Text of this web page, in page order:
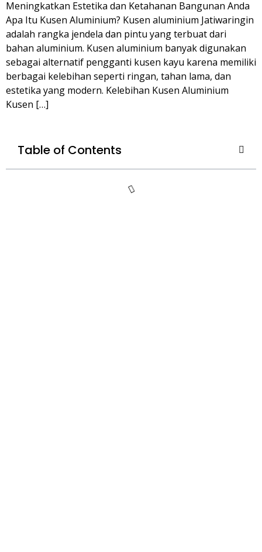
Meningkatkan Estetika dan Ketahanan Bangunan Anda
Apa Itu Kusen Aluminium? Kusen aluminium Jatiwaringin
adalah rangka jendela dan pintu yang terbuat dari
bahan aluminium. Kusen aluminium banyak digunakan
sebagai alternatif pengganti kusen kayu karena memiliki
berbagai kelebihan seperti ringan, tahan lama, dan
estetika yang modern. Kelebihan Kusen Aluminium
Kusen […]
Table of Contents